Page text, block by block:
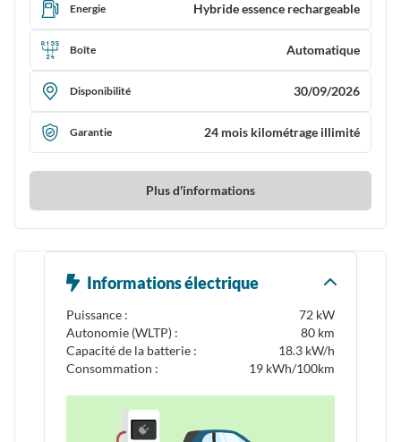
Energie Hybride essence rechargeable
Boîte Automatique
Disponibilité 30/09/2026
Garantie 24 mois kilométrage illimité
Plus d'informations
Informations électrique
Puissance :
72 kW
Autonomie (WLTP) :
80 km
Capacité de la batterie :
18.3 kW/h
Consommation :
19 kWh/100km